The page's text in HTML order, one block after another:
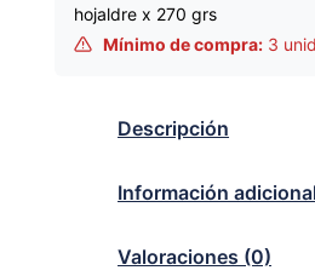
hojaldre x 270 grs
Mínimo de compra: 3
Descripción
Información
Valoraciones (0)